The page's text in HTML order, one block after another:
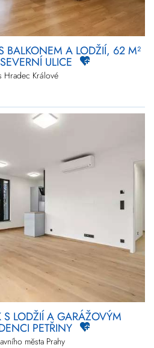
BALKONEM A LODŽIÍ, 62 M²
ULICE
Hradec Králové
S LODŽIÍ A GARÁŽOVÝM
PETŘINY
města Prahy